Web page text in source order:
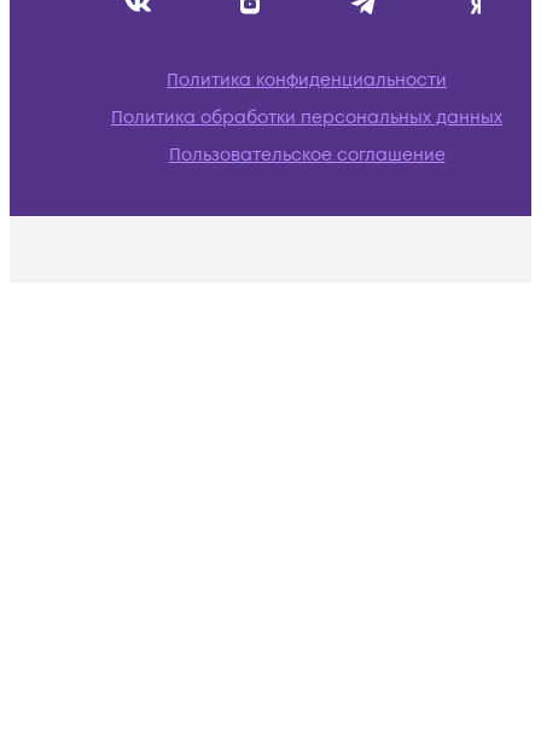
Политика конфиденциальности
Политика обработки персональных данных
Пользовательское соглашение